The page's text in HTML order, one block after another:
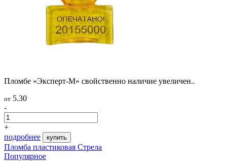
Пломбе «Эксперт-М» свойственно наличие увеличен..
от 5.30
-
+
подробнее
купить
Пломба пластиковая Стрела
Популярное